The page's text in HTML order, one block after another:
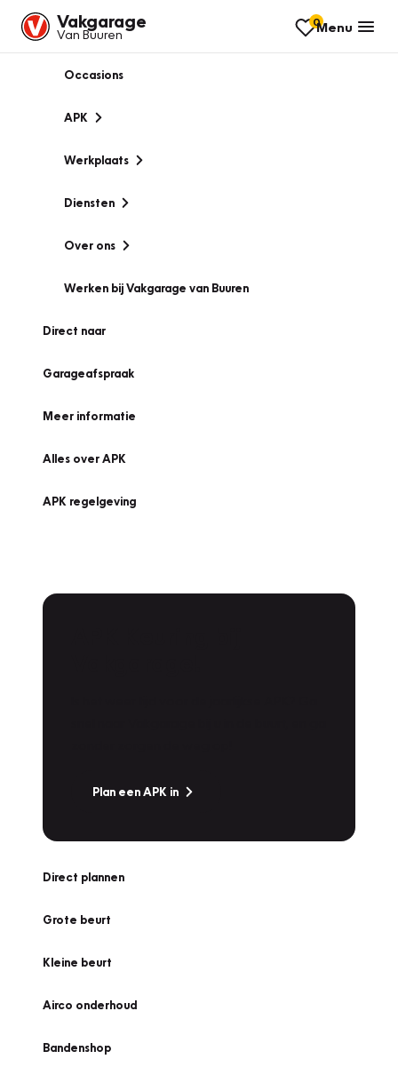
Vakgarage
Van Buuren
0Menu
Occasions
APK
Werkplaats
Diensten
Over ons
Werken bij Vakgarage van Buuren
Direct naar
Garageafspraak
Meer informatie
Alles over APK
APK regelgeving
Plan een APK in
Direct plannen
Grote beurt
Kleine beurt
Airco onderhoud
Bandenshop